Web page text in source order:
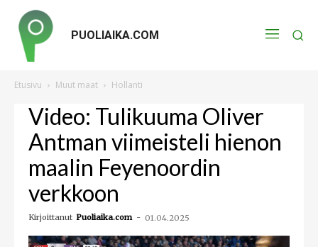
PUOLIAIKA.COM
Etusivu Muut maat Hollanti
Video: Tulikuuma Oliver
Antman viimeisteli hienon
maalin Feyenoordin
verkkoon
Kirjoittanut Puoliaika.com - 01.04.2025